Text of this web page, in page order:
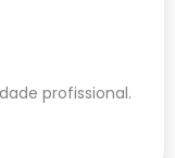
profissional.